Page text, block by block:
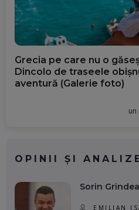
Grecia pe care nu o
Dincolo de traseele
aventură (Galerie foto)
un
OPINII ȘI
Sorin
EMILIAN